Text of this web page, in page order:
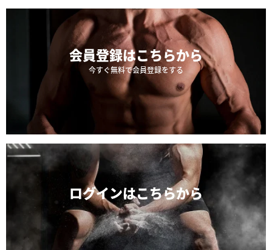
会員登録はこちらから
今すぐ無料で会員登録をする
ログインはこちらから